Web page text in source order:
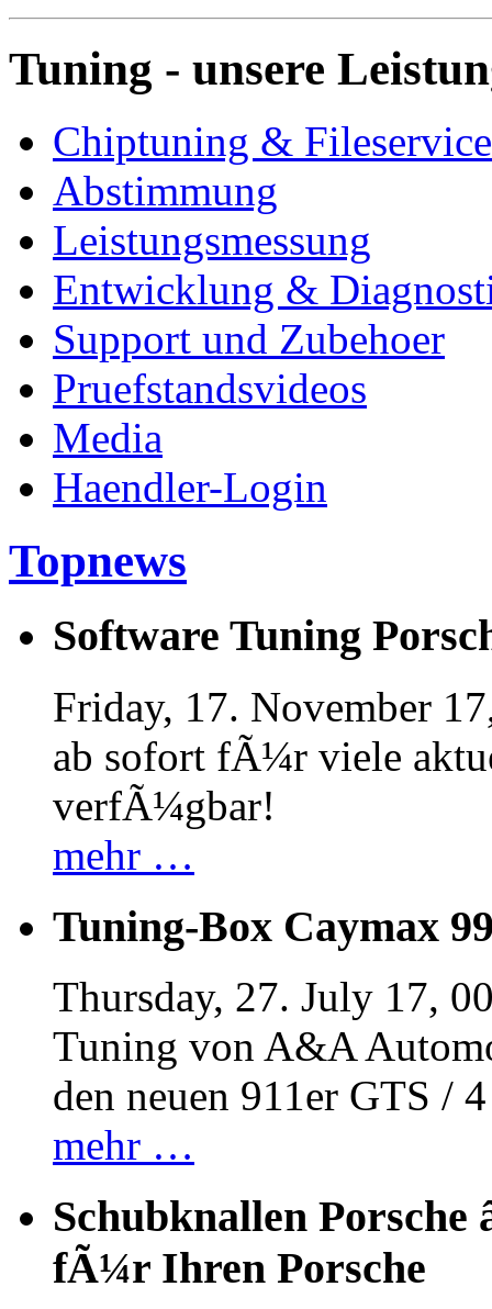
Tuning - unsere
Chiptuning & Fileservice
Abstimmung
Leistungsmessung
Entwicklung &
Support und Zubehoer
Pruefstandsvideos
Media
Haendler-Login
Topnews
Software Tuning
Friday, 17. November
ab sofort fÃ¼r viele
verfÃ¼gbar!
mehr …
Tuning-Box Caymax
Thursday, 27. July 17,
Tuning von A&A
den neuen 911er GTS /
mehr …
Schubknallen Porsche
fÃ¼r Ihren Porsche